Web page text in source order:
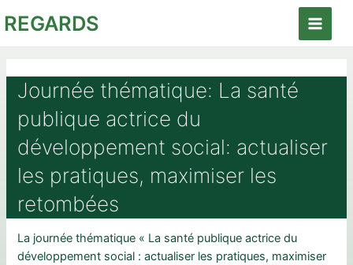
auREGARDS
Main
Journée thématique: La santé
publique actrice du
développement social: actualiser
les pratiques, maximiser les
retombées
La journée thématique « La santé publique actrice du
développement social : actualiser les pratiques, maximiser